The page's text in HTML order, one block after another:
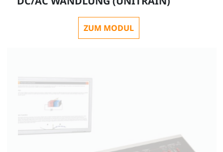
ZUM MODUL